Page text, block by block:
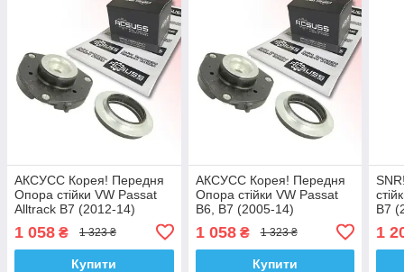
АКСУСС Корея! Передня
Опора стійки VW Passat
Alltrack B7 (2012-14)
SM1714 , 802417 ,
KB657.18 , VKDA 35122
1 058 ₴ 1 323 ₴
Купити
АКСУСС Корея! Передня
Опора стійки VW Passat
B6, B7 (2005-14)
Фольксваген Пасат B6, B7.
SM1714 , 802417 ,
KB657.18 , VKDA 35122
1 058₴ 1 323 ₴
Купити
B7
1